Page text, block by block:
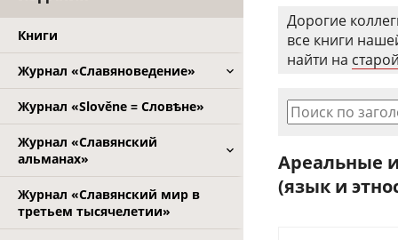
Книги
Журнал «Славяноведение»
Журнал «Slověne = Словѣне»
Журнал «Славянский
альманах»
Журнал «Славянский мир в
третьем тысячелетии»
Дорогие
все книги
найти на
Поиск по
Ареальные
(язык и